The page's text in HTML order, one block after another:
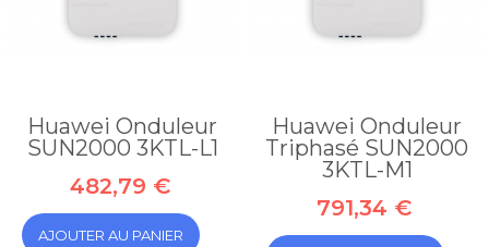
Huawei Onduleur
SUN2000 3KTL-L1
482,79 €
AJOUTER AU PANIER
Huawei Onduleur
Triphasé SUN2000
3KTL-M1
791,34 €